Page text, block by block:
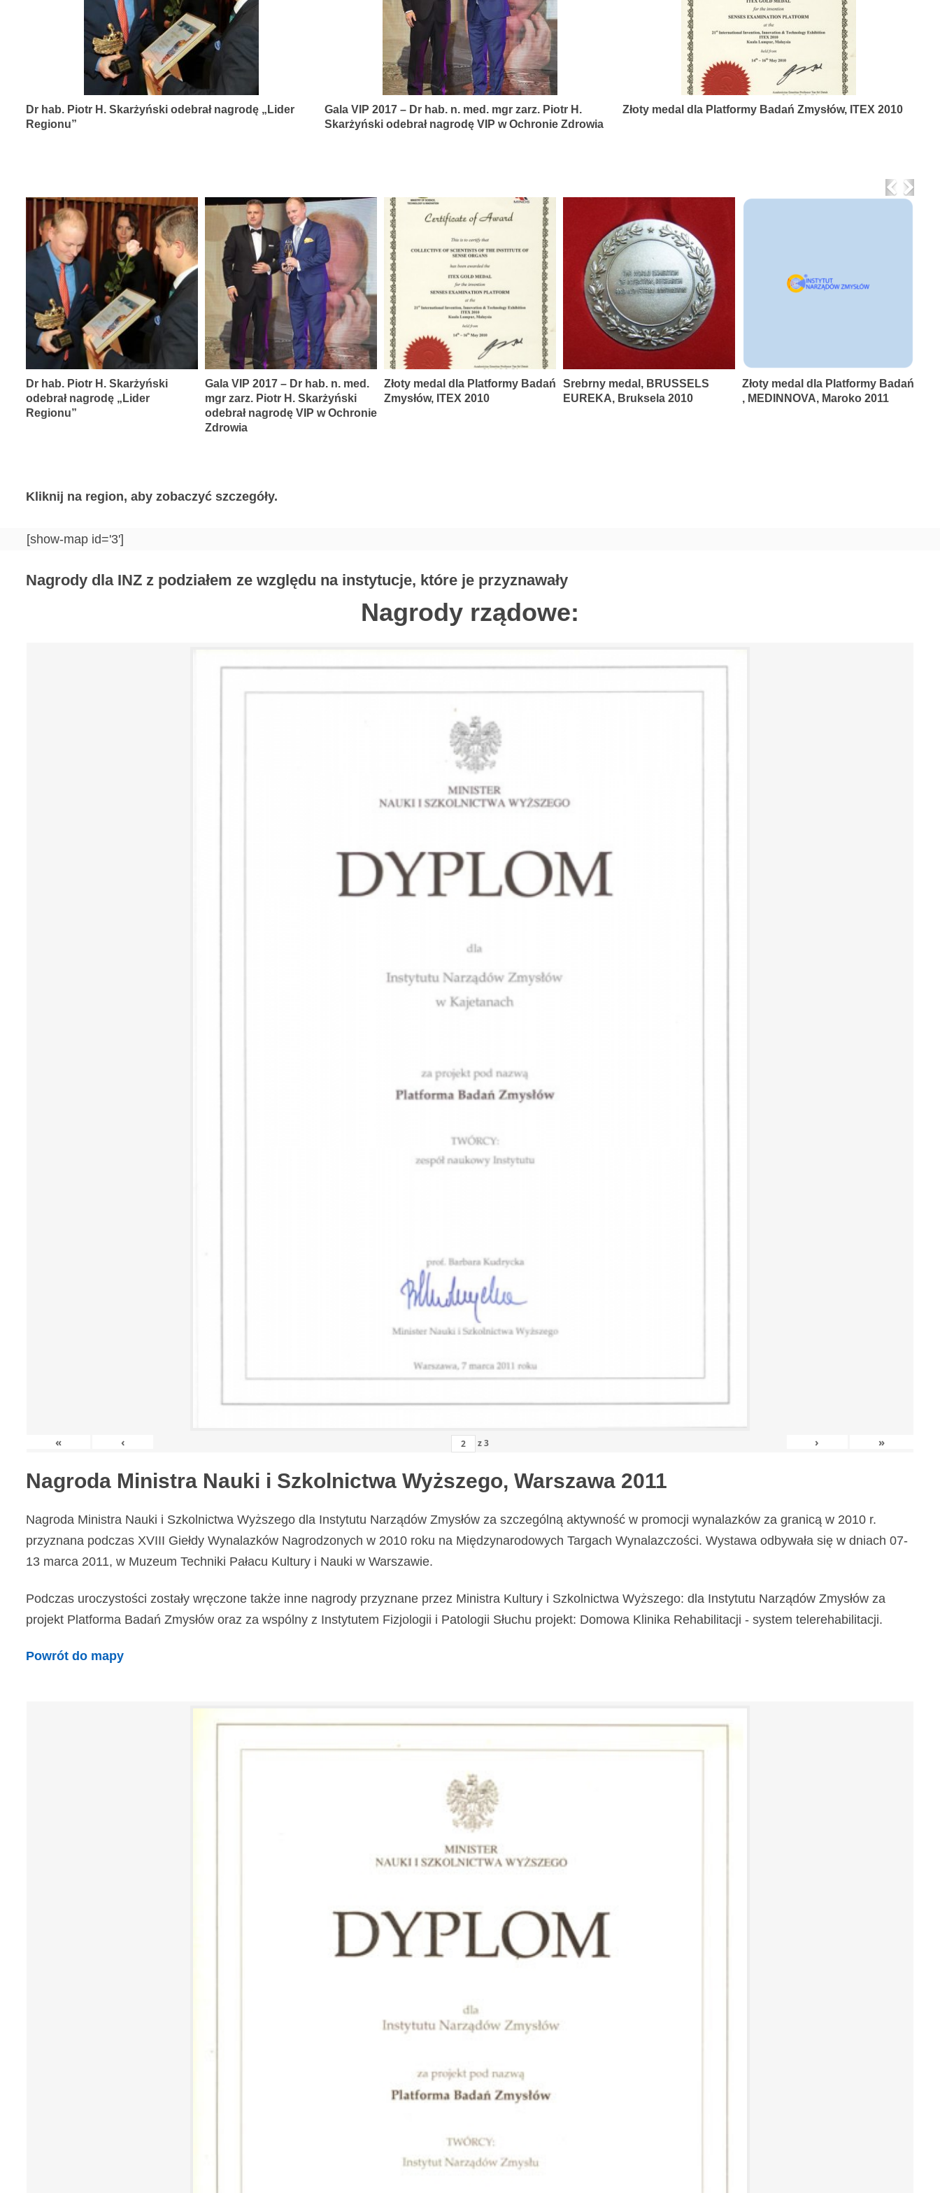
schorzeń
narządów
Dr hab. Piotr H. Skarżyński odebrał nagrodę „Lider
Regionu”
Gala VIP 2017 – Dr hab. n. med. mgr zarz. Piotr H.
Skarżyński odebrał nagrodę VIP w Ochronie Zdrowia
Złoty medal dla Platformy Badań Zmysłów, ITEX 2010
Dr hab. Piotr H. Skarżyński
odebrał nagrodę „Lider
Regionu”
Gala VIP 2017 – Dr hab. n. med.
mgr zarz. Piotr H. Skarżyński
odebrał nagrodę VIP w Ochronie
Zdrowia
Złoty medal dla Platformy Badań
Zmysłów, ITEX 2010
Srebrny medal, BRUSSELS
EUREKA, Bruksela 2010
Złoty medal dla Platformy Badań
, MEDINNOVA, Maroko 2011
Next
Kliknij na region, aby zobaczyć szczegóły.
[show-map id='3']
Nagrody dla INZ z podziałem ze względu na instytucje, które je przyznawały
Nagrody rządowe:
« ‹ z3 › »
Nagroda Ministra Nauki i Szkolnictwa Wyższego, Warszawa 2011
Nagroda Ministra Nauki i Szkolnictwa Wyższego dla Instytutu Narządów Zmysłów za szczególną aktywność w promocji wynalazków za granicą w 2010 r.
przyznana podczas XVIII Giełdy Wynalazków Nagrodzonych w 2010 roku na Międzynarodowych Targach Wynalazczości. Wystawa odbywała się w dniach 07-
13 marca 2011, w Muzeum Techniki Pałacu Kultury i Nauki w Warszawie.
Podczas uroczystości zostały wręczone także inne nagrody przyznane przez Ministra Kultury i Szkolnictwa Wyższego: dla Instytutu Narządów Zmysłów za
projekt Platforma Badań Zmysłów oraz za wspólny z Instytutem Fizjologii i Patologii Słuchu projekt: Domowa Klinika Rehabilitacji - system telerehabilitacji.
Powrót do mapy